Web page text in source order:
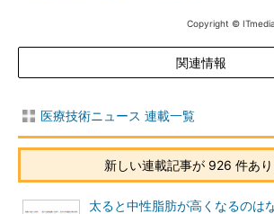
Copyright ©
関連情報
医療技術ニュース 連載一覧
新しい連載記事が 926 件あ
太ると中性脂肪が高くなるのは